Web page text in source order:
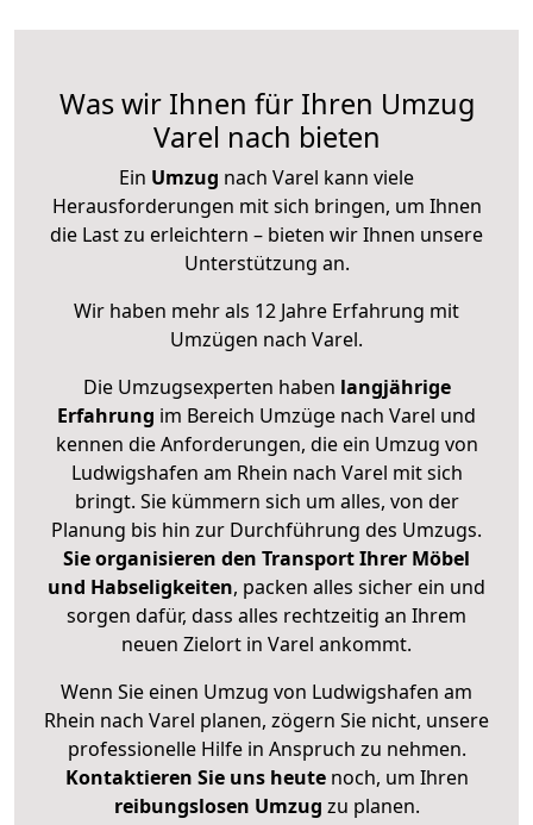
Was wir Ihnen für Ihren Umzug
Varel nach bieten
Ein Umzug nach Varel kann viele
Herausforderungen mit sich bringen, um Ihnen
die Last zu erleichtern – bieten wir Ihnen unsere
Unterstützung an.
Wir haben mehr als 12 Jahre Erfahrung mit
Umzügen nach Varel.
Die Umzugsexperten haben langjährige
Erfahrung im Bereich Umzüge nach Varel und
kennen die Anforderungen, die ein Umzug von
Ludwigshafen am Rhein nach Varel mit sich
bringt. Sie kümmern sich um alles, von der
Planung bis hin zur Durchführung des Umzugs.
Sie organisieren den Transport Ihrer Möbel
und Habseligkeiten, packen alles sicher ein und
sorgen dafür, dass alles rechtzeitig an Ihrem
neuen Zielort in Varel ankommt.
Wenn Sie einen Umzug von Ludwigshafen am
Rhein nach Varel planen, zögern Sie nicht, unsere
professionelle Hilfe in Anspruch zu nehmen.
Kontaktieren Sie uns heutenoch, um Ihren
reibungslosen Umzug zu planen.